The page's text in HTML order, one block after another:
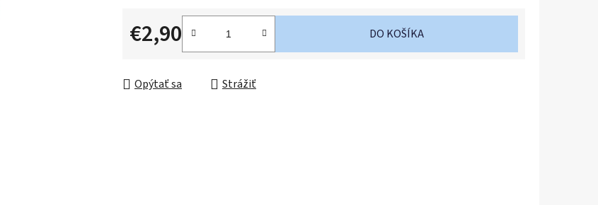
€2,90
Jednotková cena:
DO KOŠÍKA
Opýtať sa Strážiť